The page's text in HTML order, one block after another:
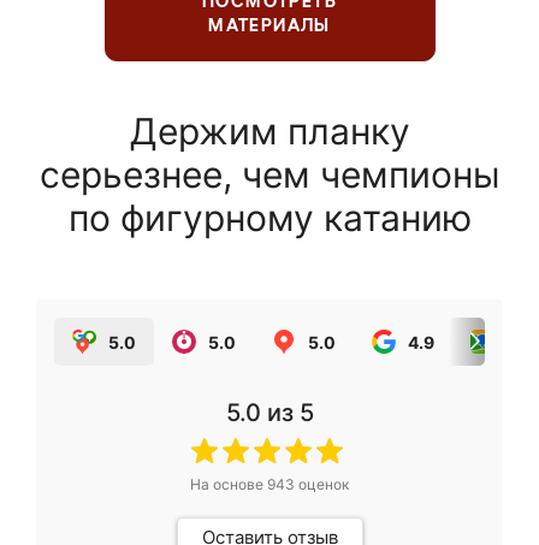
МАТЕРИАЛЫ
Держим планку
серьезнее, чем чемпионы
по фигурному катанию
5.0 5.0 5.0 4.9
5.0 из 5
На основе 943 оценок
Оставить отзыв